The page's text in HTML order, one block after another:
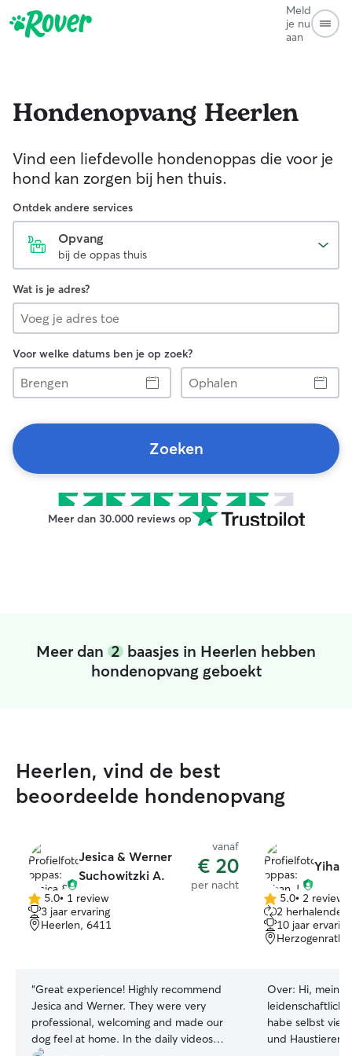
Meld
je nu
aan
Hondenopvang Heerlen
Vind een liefdevolle hondenoppas die voor je
hond kan zorgen bij hen thuis.
Ontdek andere services
Opvang
bij de oppas thuis
Wat is je adres?
Voor welke datums ben je op zoek?
Brengen
Ophalen
Zoeken
Meer dan 30.000 reviews op
Meer dan 2 baasjes in Heerlen hebben
hondenopvang geboekt
Heerlen, vind de best
beoordeelde hondenopvang
Jesica & Werner
Suchowitzki A.
vanaf
€ 20
per nacht
5.0
van
5
5.0• 1 review
3 jaar ervaring
Heerlen, 6411
“Great experience! Highly recommend
Jesica and Werner. They were very
professional, welcoming and made our
dog feel at home. In the daily videos
Yihan
5.0
van
5
sterren
5.0• 2 reviews
2 herhalende
10 jaar ervaring
Herzogenrath,
Over: Hi, mein
habe selbst viel
und Haustieren.